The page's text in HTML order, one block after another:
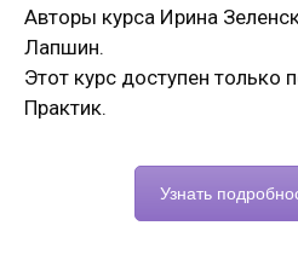
Авторы курса Ирина
Лапшин.
Этот курс доступен только
Практик.
Узнать